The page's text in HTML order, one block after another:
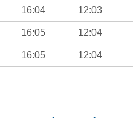
16:04 12:03
16:05 12:04
16:05 12:04